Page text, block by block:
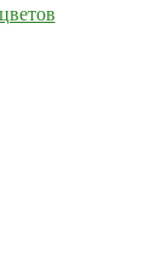
цветов